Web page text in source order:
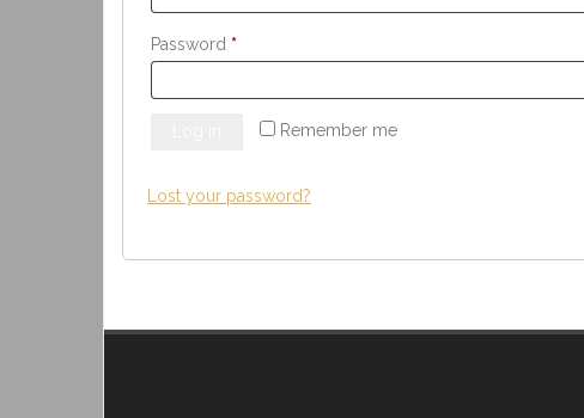
Password *
Remember me
Lost your password?